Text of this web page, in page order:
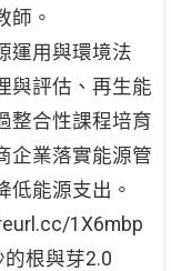
師。
運用與環境法
與評估、再生能
整合性課程培育
企業落實能源管
低能源支出。
1X6mbp
根與芽2.0